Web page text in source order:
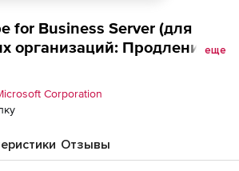
for Business Server (для
организаций: Продление
Product
еще
Corporation
Отзывы